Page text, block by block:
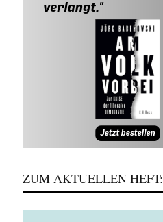
ZUM AKTUELLEN HEFT: